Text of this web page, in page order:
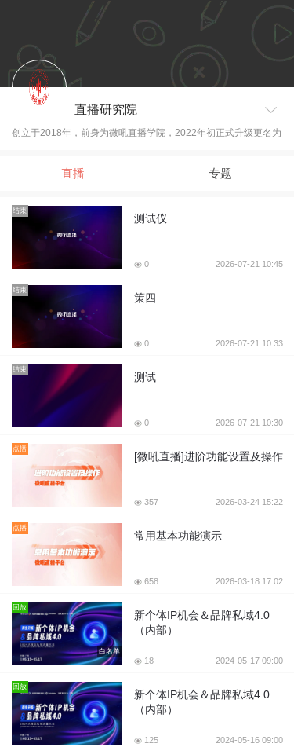
直播研究院
创立于2018年，前身为微吼直播学院，2022年初正式升级更名为
才体系赋能，推动直播行业良性发展，构建直播产业开放共赢生
直播 专题
结束
测试仪
0 2026-07-21 10:45
结束
策四
0 2026-07-21 10:33
结束
测试
0 2026-07-21 10:30
点播
[微吼直播]进阶功能设置及操作
357 2026-03-24 15:22
点播
常用基本功能演示
658 2026-03-18 17:02
回放
白名单
新个体IP机会＆品牌私域4.0
（内部）
18 2024-05-17 09:00
回放
新个体IP机会＆品牌私域4.0
（内部）
125 2024-05-16 09:00